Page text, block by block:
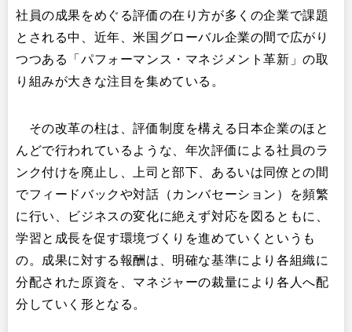
社員の成果をめぐる評価の在り方が多くの企業で課題
とされる中、近年、米国グローバル企業の間で広がり
つつある「パフォーマンス・マネジメント革新」の取
り組みが大きな注目を集めている。
​ その改革の柱は、評価制度を構える日本企業のほと
んどで行われているような、年次評価による社員のラ
ンク付けを廃止し、上司と部下、あるいは同僚との間
でフィードバックや対話（カンバセーション）を頻繁
に行い、ビジネスの変化に絶えず対応を図るともに、
学習と成長を促す環境づくりを進めていくというも
の。成果に対する報酬は、明確な基準により各組織に
分配された原資を、マネジャーの裁量により各人へ配
分していく形となる。